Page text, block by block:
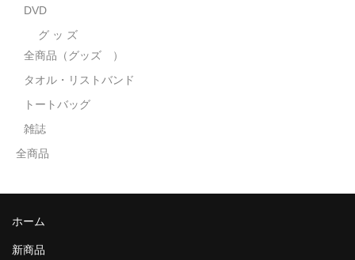
全商品
DVD
グ ッ ズ
全商品（グッズ ）
タオル・リストバンド
トートバッグ
雑誌
全商品
ホーム
新商品